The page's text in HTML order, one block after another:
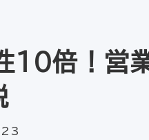
10倍！営